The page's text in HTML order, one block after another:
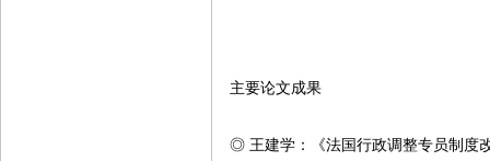
主要论文成果
◎ 王建学：《法国行政调整专员制度